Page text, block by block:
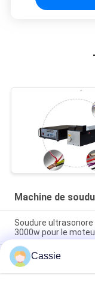
Machine de
Soudure
3000w pour le
machine de soudure
le procédé électrique
soudure
Ultrason de cuivre
Cassie